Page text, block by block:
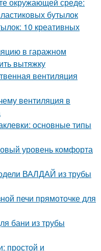
бутылок
10 креативных
в гаражном
вытяжку
вентиляция
вентиляция в
основные типы
уровень комфорта
ВАЛДАЙ из трубы
печи прямоточке для
бани из трубы
простой и